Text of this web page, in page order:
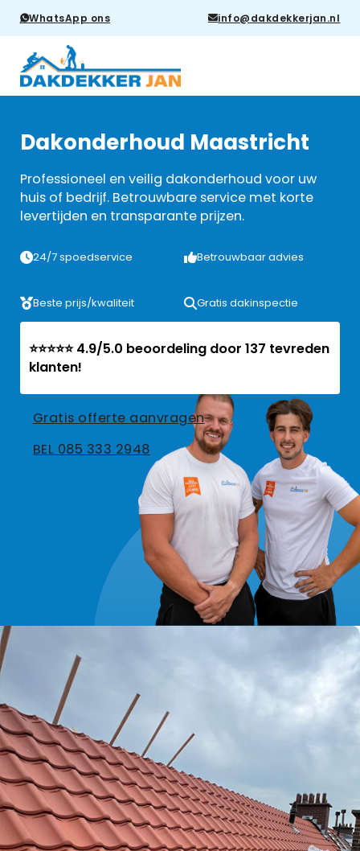
WhatsApp ons info@dakdekkerjan.nl
Dakonderhoud Maastricht
Professioneel en veilig dakonderhoud voor uw
huis of bedrijf. Betrouwbare service met korte
levertijden en transparante prijzen.
24/7 spoedservice Betrouwbaar advies
Beste prijs/kwaliteit Gratis dakinspectie
⭐⭐⭐⭐⭐ 4.9/5.0 beoordeling door 137 tevreden
klanten!
Gratis offerte aanvragen
BEL 085 333 2948